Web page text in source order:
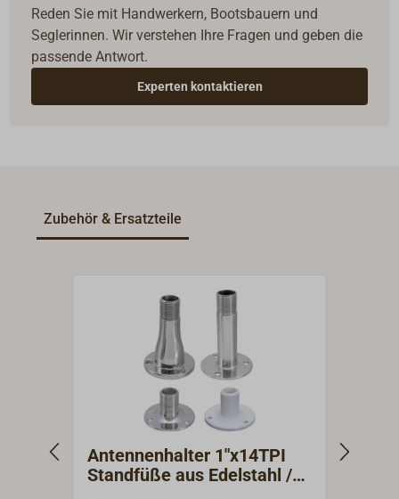
Reden Sie mit Handwerkern, Bootsbauern und
Seglerinnen. Wir verstehen Ihre Fragen und geben die
passende Antwort.
Experten kontaktieren
Zubehör & Ersatzteile
Antennenhalter 1"x14TPI
Standfüße aus Edelstahl /